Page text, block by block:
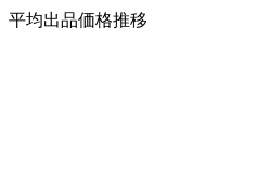
平均出品価格推移